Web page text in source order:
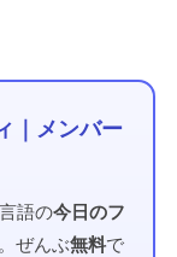
｜メンバー
語の今日のフ
ぜんぶ無料で